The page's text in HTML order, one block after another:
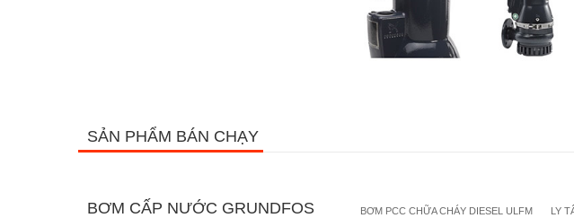
SẢN PHẨM BÁN CHẠY
BƠM CẤP NƯỚC GRUNDFOS BƠM PCC CHỮA CHÁY DIESEL ULFM LY